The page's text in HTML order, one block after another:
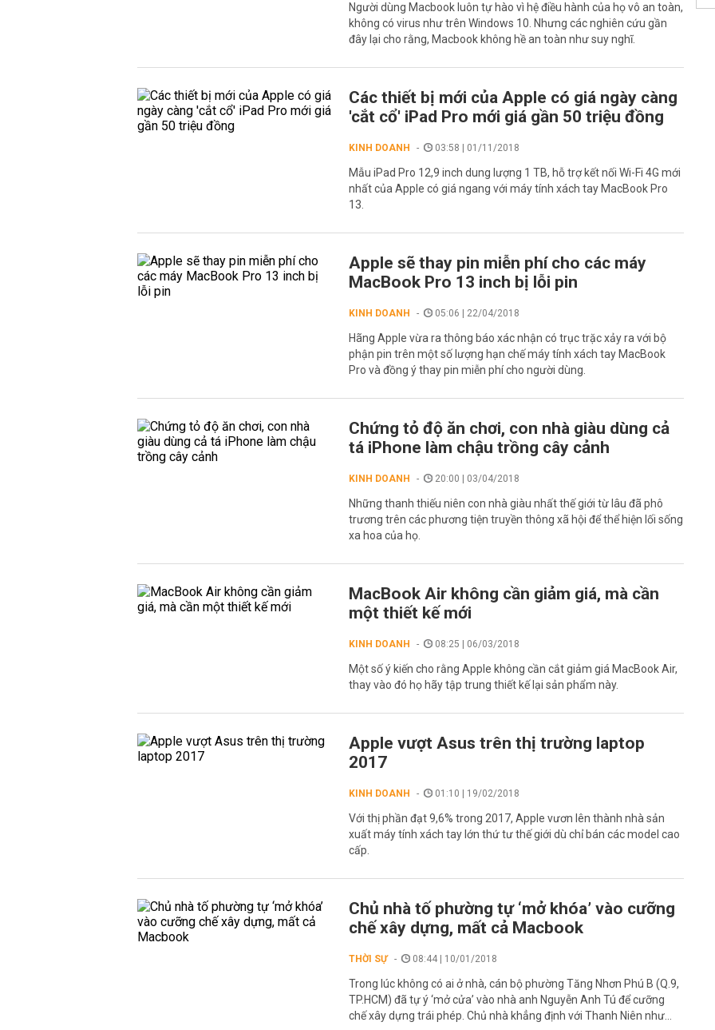
Người dùng Macbook luôn tự hào vì hệ điều hành của họ vô an toàn,
không có virus như trên Windows 10. Nhưng các nghiên cứu gần
đây lại cho rằng, Macbook không hề an toàn như suy nghĩ.
Các thiết bị mới của Apple có giá ngày càng
'cắt cổ' iPad Pro mới giá gần 50 triệu đồng
KINH DOANH 03:58 | 01/11/2018
Mẫu iPad Pro 12,9 inch dung lượng 1 TB, hỗ trợ kết nối Wi-Fi 4G mới
nhất của Apple có giá ngang với máy tính xách tay MacBook Pro
13.
Apple sẽ thay pin miễn phí cho các máy
MacBook Pro 13 inch bị lỗi pin
KINH DOANH 05:06 | 22/04/2018
Hãng Apple vừa ra thông báo xác nhận có trục trặc xảy ra với bộ
phận pin trên một số lượng hạn chế máy tính xách tay MacBook
Pro và đồng ý thay pin miễn phí cho người dùng.
Chứng tỏ độ ăn chơi, con nhà giàu dùng cả
tá iPhone làm chậu trồng cây cảnh
KINH DOANH 20:00 | 03/04/2018
Những thanh thiếu niên con nhà giàu nhất thế giới từ lâu đã phô
trương trên các phương tiện truyền thông xã hội để thể hiện lối sống
xa hoa của họ.
MacBook Air không cần giảm giá, mà cần
một thiết kế mới
KINH DOANH 08:25 | 06/03/2018
Một số ý kiến cho rằng Apple không cần cắt giảm giá MacBook Air,
thay vào đó họ hãy tập trung thiết kế lại sản phẩm này.
Apple vượt Asus trên thị trường laptop
2017
KINH DOANH 01:10 | 19/02/2018
Với thị phần đạt 9,6% trong 2017, Apple vươn lên thành nhà sản
xuất máy tính xách tay lớn thứ tư thế giới dù chỉ bán các model cao
cấp.
Chủ nhà tố phường tự ‘mở khóa’ vào cưỡng
chế xây dựng, mất cả Macbook
THỜI SỰ 08:44 | 10/01/2018
Trong lúc không có ai ở nhà, cán bộ phường Tăng Nhơn Phú B (Q.9,
TP.HCM) đã tự ý ‘mở cửa’ vào nhà anh Nguyễn Anh Tú để cưỡng
chế xây dựng trái phép. Chủ nhà khẳng định với Thanh Niên như...